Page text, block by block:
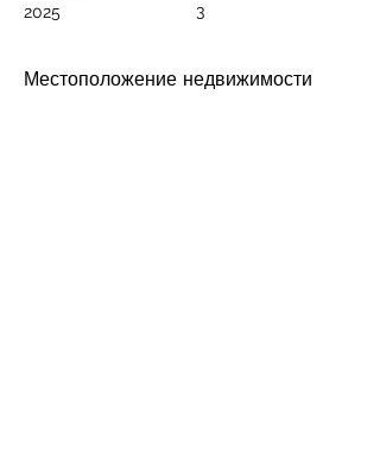
2025
3
Местоположение недвижимости